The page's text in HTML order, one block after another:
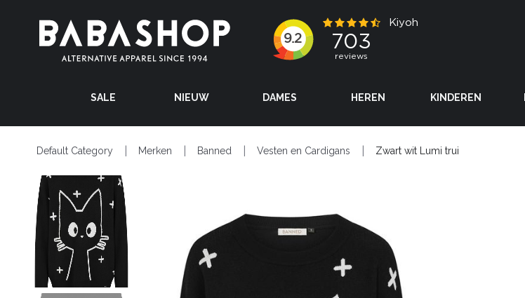
SALE NIEUW DAMES HEREN KINDEREN
Default Category Merken Banned Vesten en Cardigans Zwart wit Lumi trui